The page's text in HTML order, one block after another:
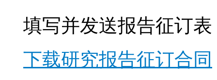
填写并发送报告征订表
下载研究报告征订合同